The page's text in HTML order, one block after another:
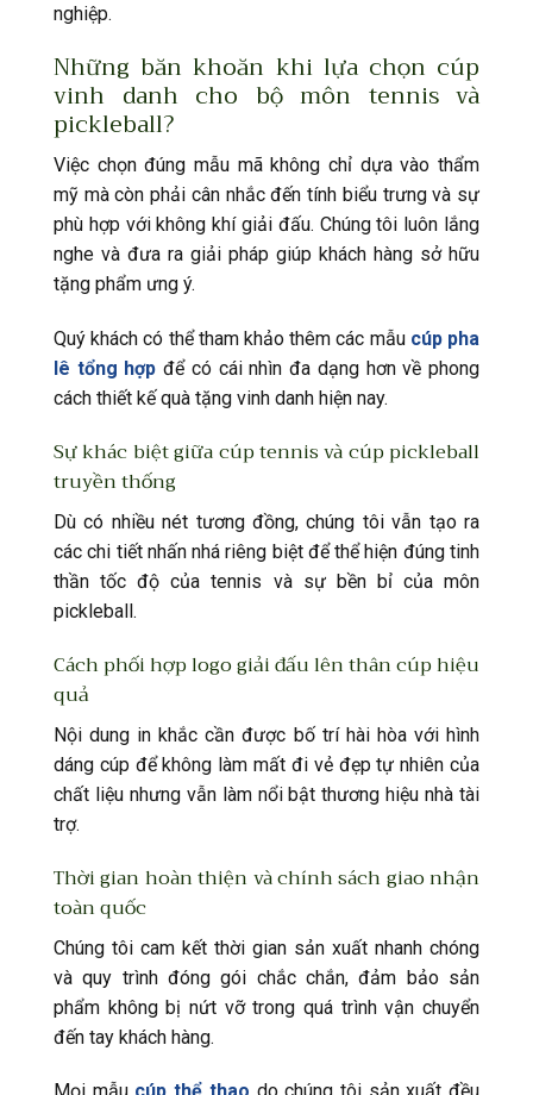
nghiệp.
Những băn khoăn khi lựa chọn cúp
vinh danh cho bộ môn tennis và
pickleball?
Việc chọn đúng mẫu mã không chỉ dựa vào thẩm
mỹ mà còn phải cân nhắc đến tính biểu trưng và sự
phù hợp với không khí giải đấu. Chúng tôi luôn lắng
nghe và đưa ra giải pháp giúp khách hàng sở hữu
tặng phẩm ưng ý.
Quý khách có thể tham khảo thêm các mẫu cúp pha
lê tổng hợp để có cái nhìn đa dạng hơn về phong
cách thiết kế quà tặng vinh danh hiện nay.
Sự khác biệt giữa cúp tennis và cúp pickleball
truyền thống
Dù có nhiều nét tương đồng, chúng tôi vẫn tạo ra
các chi tiết nhấn nhá riêng biệt để thể hiện đúng tinh
thần tốc độ của tennis và sự bền bỉ của môn
pickleball.
Cách phối hợp logo giải đấu lên thân cúp hiệu
quả
Nội dung in khắc cần được bố trí hài hòa với hình
dáng cúp để không làm mất đi vẻ đẹp tự nhiên của
chất liệu nhưng vẫn làm nổi bật thương hiệu nhà tài
trợ.
Thời gian hoàn thiện và chính sách giao nhận
toàn quốc
Chúng tôi cam kết thời gian sản xuất nhanh chóng
và quy trình đóng gói chắc chắn, đảm bảo sản
phẩm không bị nứt vỡ trong quá trình vận chuyển
đến tay khách hàng.